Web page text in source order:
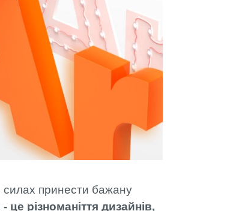
силах принести бажану
різноманіття дизайнів,